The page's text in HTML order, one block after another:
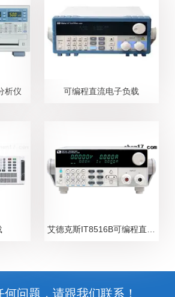
析仪 可编程直流电子负载
问题，请跟我们联系！